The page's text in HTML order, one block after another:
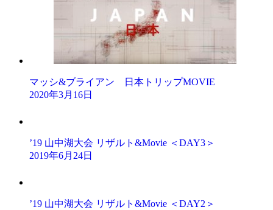
マッシ&ブライアン 日本トリップMOVIE
2020年3月16日
’19 山中湖大会 リザルト&Movie ＜DAY3＞
2019年6月24日
’19 山中湖大会 リザルト&Movie ＜DAY2＞